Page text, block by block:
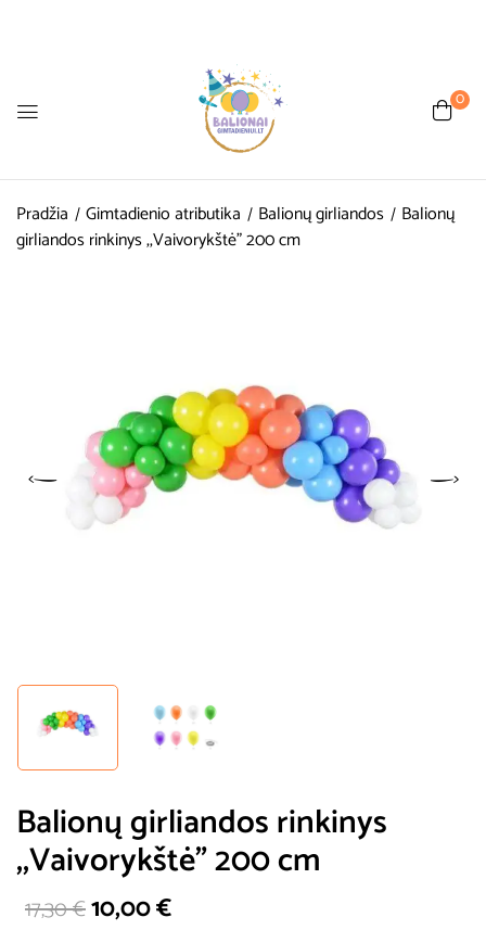
0
Pradžia Gimtadienio atributika Balionų girliandos
Balionų
girliandos rinkinys ,,Vaivorykštė” 200 cm
Balionų girliandos rinkinys
,,Vaivorykštė” 200 cm
17,30€10,00€